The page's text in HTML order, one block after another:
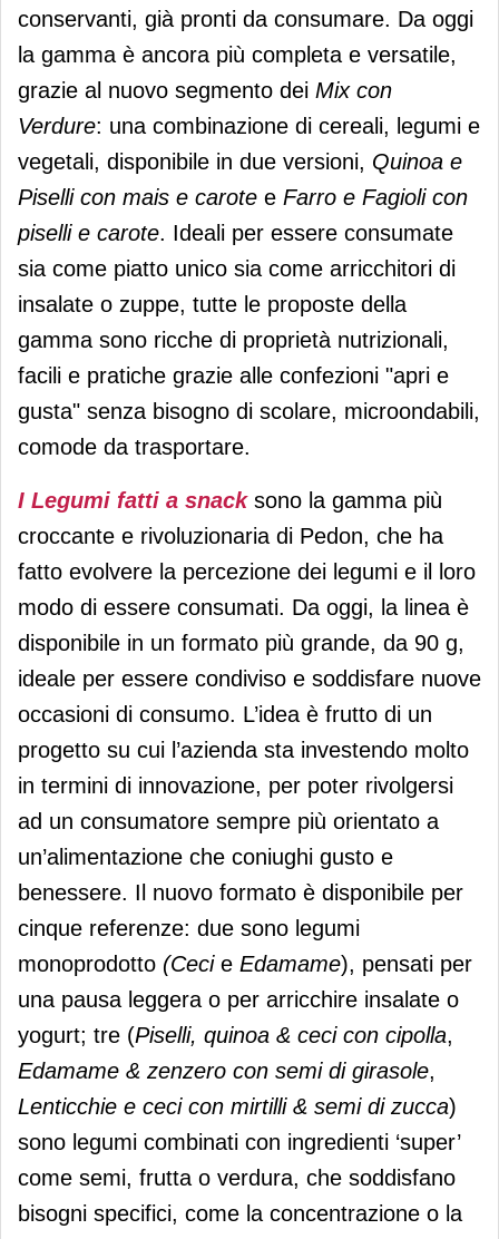
conservanti, già pronti da consumare. Da oggi
la gamma è ancora più completa e versatile,
grazie al nuovo segmento dei Mix con
Verdure: una combinazione di cereali, legumi e
vegetali, disponibile in due versioni, Quinoa e
Piselli con mais e carote e Farro e Fagioli con
piselli e carote. Ideali per essere consumate
sia come piatto unico sia come arricchitori di
insalate o zuppe, tutte le proposte della
gamma sono ricche di proprietà nutrizionali,
facili e pratiche grazie alle confezioni "apri e
gusta" senza bisogno di scolare, microondabili,
comode da trasportare.
I Legumi fatti a snacksono la gamma più
croccante e rivoluzionaria di Pedon, che ha
fatto evolvere la percezione dei legumi e il loro
modo di essere consumati. Da oggi, la linea è
disponibile in un formato più grande, da 90 g,
ideale per essere condiviso e soddisfare nuove
occasioni di consumo. L’idea è frutto di un
progetto su cui l’azienda sta investendo molto
in termini di innovazione, per poter rivolgersi
ad un consumatore sempre più orientato a
un’alimentazione che coniughi gusto e
benessere. Il nuovo formato è disponibile per
cinque referenze: due sono legumi
monoprodotto (Cecie Edamame), pensati per
una pausa leggera o per arricchire insalate o
yogurt; tre (Piselli, quinoa & ceci con cipolla,
Edamame & zenzero con semi di girasole,
Lenticchie e ceci con mirtilli & semi di zucca)
sono legumi combinati con ingredienti ‘super’
come semi, frutta o verdura, che soddisfano
bisogni specifici, come la concentrazione o la